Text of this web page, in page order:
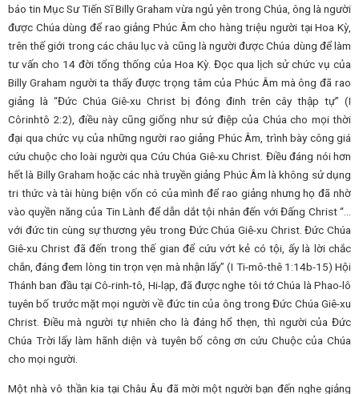
báo tin Mục Sư Tiến Sĩ Billy Graham vừa ngủ yên trong Chúa, ông là người
được Chúa dùng để rao giảng Phúc Âm cho hàng triệu người tại Hoa Kỳ,
trên thế giới trong các châu lục và cũng là người được Chúa dùng để làm
tư vấn cho 14 đời tổng thống của Hoa Kỳ. Đọc qua lịch sử chức vụ của
Billy Graham người ta thấy được trọng tâm của Phúc Âm mà ông đã rao
giảng là “Đức Chúa Giê-xu Christ bị đóng đinh trên cây thập tự” (I
Côrinhtô 2:2), điều này cũng giống như sứ điệp của Chúa cho mọi thời
đại qua chức vụ của những người rao giảng Phúc Âm, trình bày công giá
cứu chuộc cho loài người qua Cứu Chúa Giê-xu Christ. Điều đáng nói hơn
hết là Billy Graham hoặc các nhà truyền giảng Phúc Âm là không sử dụng
tri thức và tài hùng biện vốn có của mình để rao giảng nhưng họ đã nhờ
vào quyền năng của Tin Lành để dẫn dắt tội nhân đến với Đấng Christ “…
với đức tin cùng sự thương yêu trong Đức Chúa Giê-xu Christ. Đức Chúa
Giê-xu Christ đã đến trong thế gian để cứu vớt kẻ có tội, ấy là lời chắc
chắn, đáng đem lòng tin trọn vẹn mà nhận lấy” (I Ti-mô-thê 1:14b-15) Hội
Thánh ban đầu tại Cô-rinh-tô, Hi-lạp, đã được nghe tôi tớ Chúa là Phao-lô
tuyên bố trước mặt mọi người về đức tin của ông trong Đức Chúa Giê-xu
Christ. Điều mà người tự nhiên cho là đáng hổ thẹn, thì người của Đức
Chúa Trời lấy làm hãnh diện và tuyên bố công ơn cứu Chuộc của Chúa
cho mọi người.
Một nhà vô thần kia tại Châu Âu đã mời một người bạn đến nghe giảng